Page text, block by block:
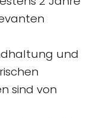
und
sind von